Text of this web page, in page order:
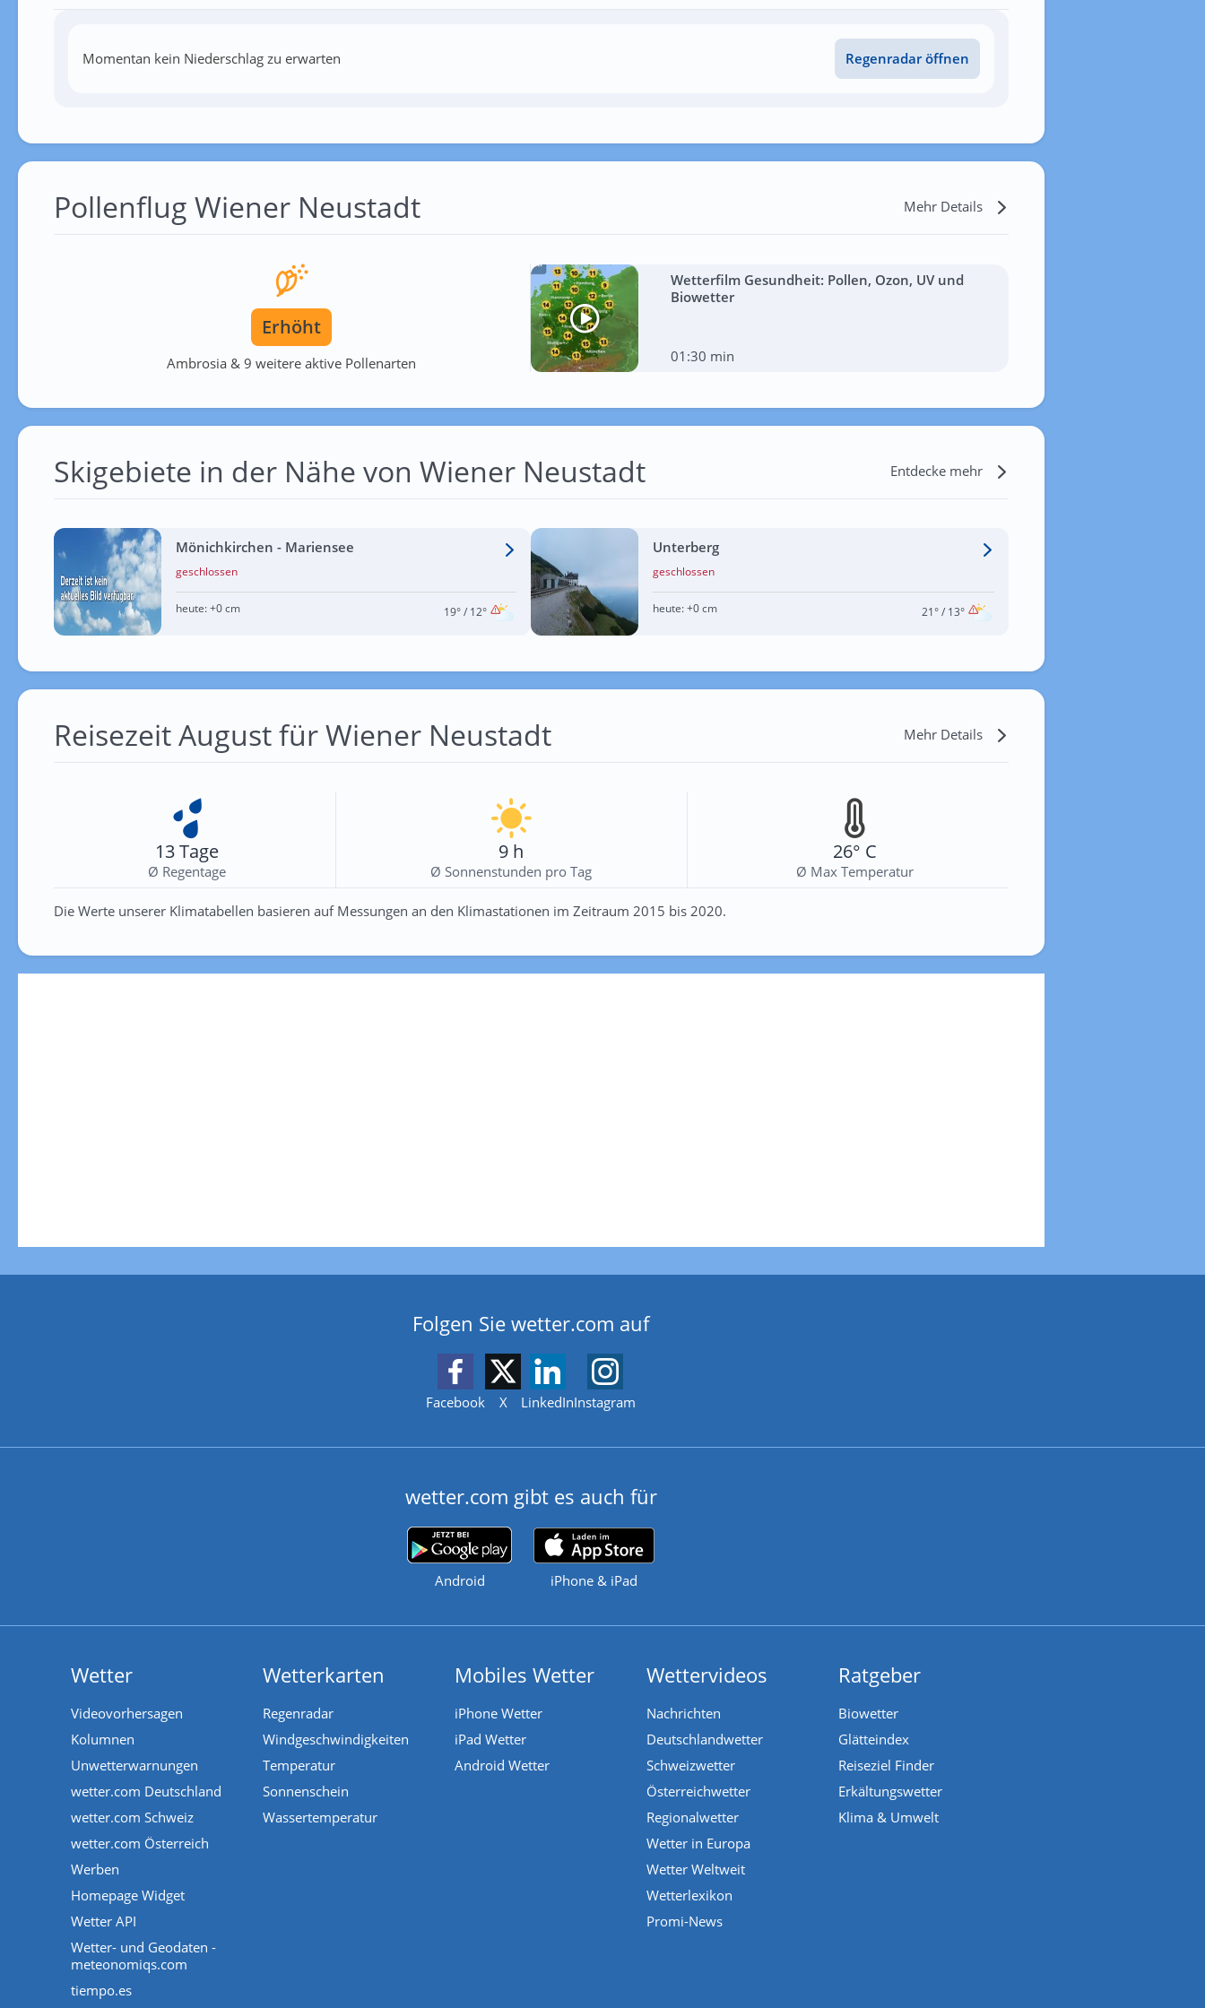
Momentan kein Niederschlag zu erwarten Regenradar öffnen
Pollenflug Wiener Neustadt Mehr Details
Erhöht
Ambrosia & 9 weitere aktive Pollenarten
Wetterfilm Gesundheit: Pollen, Ozon, UV und
Biowetter
01:30 min
Skigebiete in der Nähe von Wiener Neustadt Entdecke mehr
Mönichkirchen - Mariensee
geschlossen
heute: +0 cm 19°/ 12°
Unterberg
geschlossen
heute:+0 cm 21° / 13°
Reisezeit August für Wiener Neustadt Mehr Details
13 Tage
Ø Regentage
9 h
Ø Sonnenstunden pro Tag
26° C
Ø Max Temperatur
Die Werte unserer Klimatabellen basieren auf Messungen an den Klimastationen im Zeitraum 2015 bis 2020.
Folgen Sie wetter.com auf
Facebook X LinkedInInstagram
wetter.com gibt es auch für
Android iPhone & iPad
Wetter
Videovorhersagen
Kolumnen
Unwetterwarnungen
wetter.com Deutschland
wetter.com Schweiz
wetter.com Österreich
Werben
Homepage Widget
Wetter API
Wetter- und Geodaten -
meteonomiqs.com
tiempo.es
Wetterkarten
Regenradar
Windgeschwindigkeiten
Temperatur
Sonnenschein
Wassertemperatur
Mobiles Wetter
iPhone Wetter
iPad Wetter
Android Wetter
Wettervideos
Nachrichten
Deutschlandwetter
Schweizwetter
Österreichwetter
Regionalwetter
Wetter in Europa
Wetter Weltweit
Wetterlexikon
Promi-News
Ratgeber
Biowetter
Glätteindex
Reiseziel Finder
Erkältungswetter
Klima & Umwelt